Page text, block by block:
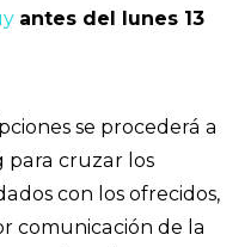
antes del lunes 13
se procederá a
para cruzar los
con los ofrecidos,
comunicación de la